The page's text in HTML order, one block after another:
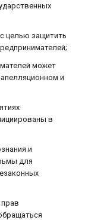
целью защитить
может
и
в
и
для